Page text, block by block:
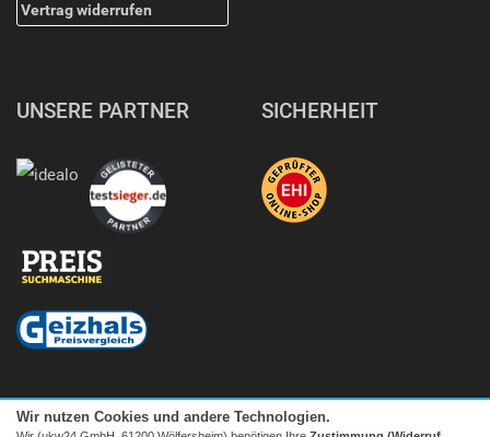
Vertrag widerrufen
UNSERE PARTNER SICHERHEIT
Wir nutzen Cookies und andere Technologien.